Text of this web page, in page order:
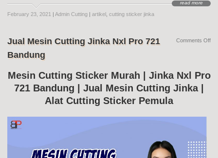
read more
February 23, 2021 | Admin Cutting | artikel cutting sticker jinka
Jual Mesin Cutting Jinka Nxl Pro 721
Bandung
Mesin Cutting Sticker Murah | Jinka Nxl Pro
721 Bandung | Jual Mesin Cutting Jinka |
Alat Cutting Sticker Pemula
Comments Offon
Nxl